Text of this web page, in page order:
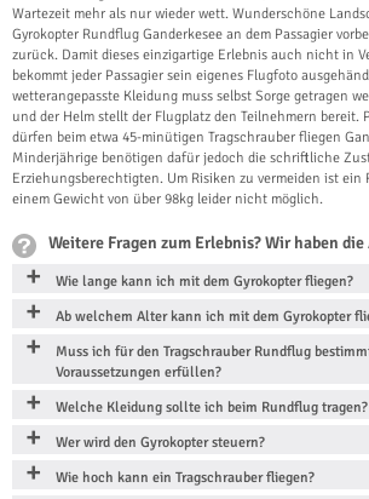
Wartezeit mehr als nur wieder wett. Wunderschöne
Gyrokopter Rundflug Ganderkesee an dem Passagier
zurück. Damit dieses einzigartige Erlebnis auch nicht in
bekommt jeder Passagier sein eigenes Flugfoto
wetterangepasste Kleidung muss selbst Sorge getragen
und der Helm stellt der Flugplatz den Teilnehmern bereit.
dürfen beim etwa 45-minütigen Tragschrauber fliegen
Minderjährige benötigen dafür jedoch die schriftliche
Erziehungsberechtigten. Um Risiken zu vermeiden ist
einem Gewicht von über 98kg leider nicht möglich.
Weitere Fragen zum Erlebnis? Wir haben
Wie lange kann ich mit dem Gyrokopter fliegen?
Ab welchem Alter kann ich mit dem Gyrokopter
Muss ich für den Tragschrauber Rundflug
Voraussetzungen erfüllen?
Welche Kleidung sollte ich beim Rundflug tragen?
Wer wird den Gyrokopter steuern?
Wie hoch kann ein Tragschrauber fliegen?